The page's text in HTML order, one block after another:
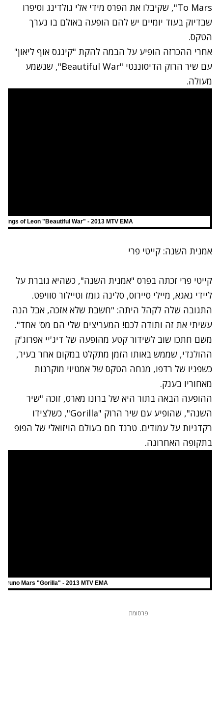
To Mars", שקיבלו את הפרס מידי אלי גולדינג וסיפרו
שבדיוק בעוד יומיים יש להם הופעה באולם בו נערך
הטקס.
אחרי ההכרזה הופיע על הבמה להקת "קינגס אוף ליאון"
עם שיר הרוק הדיסוננטי "Beautiful War", שנשמע
מעולה.
Kings of Leon "Beautiful War" - 2013 MTV EMA
אמנית השנה: קייטי פרי
קייטי פרי זכתה בפרס "אמנית השנה", כשהיא גוברת על
ליידי גאגא, מיילי סיירוס, סלינה גומז וטיילור סוויפט.
התגובה שלה לקהל היתה: "חשבת שלא אזכה, אבל הנה
עשיתי את זה ותודה לכם! המעריצים שלי הם מס' אחד".
משם חתכו שוב לשידור קטע מהופעה של דיג'יי אפרוג'ק
ההולנדי, שממש באותו הזמן מתקלט במקום אחר בעיר,
כשפניו של רדפו, מנחה הטקס של אמטיוי מוקרנות
מאחוריו בענק.
ההופעה הבאה בתור היא של ברונו מארס, זוכה "שיר
השנה", שהופיע עם שיר הרוק "Gorilla", כשלצידו
רקדניות על עמודים. טרנד חם בעולם הויזואלי של הפופ
בתקופה האחרונה.
Bruno Mars "Gorilla" - 2013 MTV EMA
פרסומת